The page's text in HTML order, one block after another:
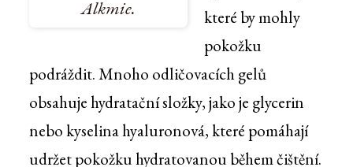
Alkmie.
které by mohly
pokožku
podráždit. Mnoho odličovacích gelů
obsahuje hydratační složky, jako je glycerin
nebo kyselina hyaluronová, které pomáhají
udržet pokožku hydratovanou během čištění.